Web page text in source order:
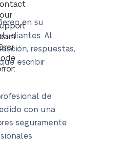
our
en su
Al
respuestas,
escribir
de
con una
seguramente